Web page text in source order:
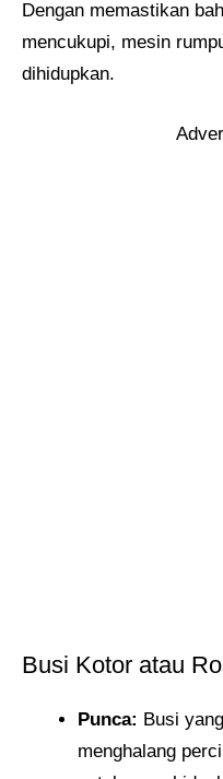
Dengan memastikan
mencukupi, mesin
dihidupkan.
Busi Kotor atau
Punca: Busi
menghalang